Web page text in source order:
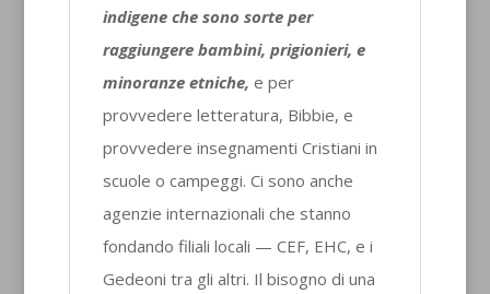
indigene che sono sorte per
raggiungere bambini, prigionieri, e
minoranze etniche, e per
provvedere letteratura, Bibbie, e
provvedere insegnamenti Cristiani in
scuole o campeggi. Ci sono anche
agenzie internazionali che stanno
fondando filiali locali — CEF, EHC, e i
Gedeoni tra gli altri. Il bisogno di una